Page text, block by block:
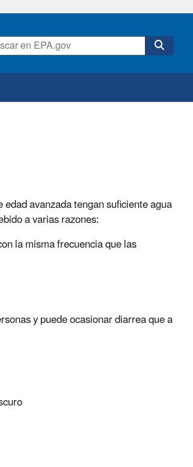
avanzada tengan suficiente agua
a varias razones:
la misma frecuencia que las
y puede ocasionar diarrea que a